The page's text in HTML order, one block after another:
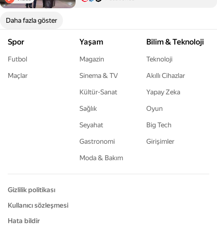
Daha fazla göster
Spor
Futbol
Maçlar
Yaşam
Magazin
Sinema & TV
Kültür-Sanat
Sağlık
Seyahat
Gastronomi
Moda & Bakım
Bilim & Teknoloji
Teknoloji
Akıllı Cihazlar
Yapay Zeka
Oyun
Big Tech
Girişimler
Gizlilik politikası
Kullanıcı sözleşmesi
Hata bildir